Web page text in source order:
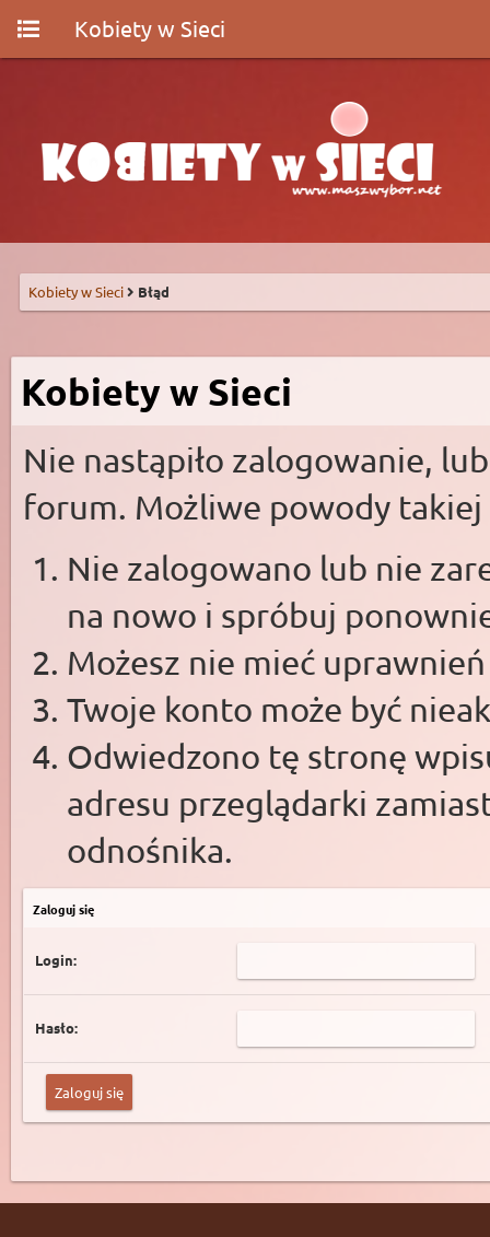
Kobiety w Sieci
Kobiety w Sieci Błąd
Kobiety w Sieci
Nie nastąpiło zalogowanie,
forum. Możliwe powody takiej
Nie zalogowano lub nie
na nowo i spróbuj
Możesz nie mieć
Twoje konto może być
Odwiedzono tę stronę
adresu przeglądarki
odnośnika.
Zaloguj się
Login:
Hasło: